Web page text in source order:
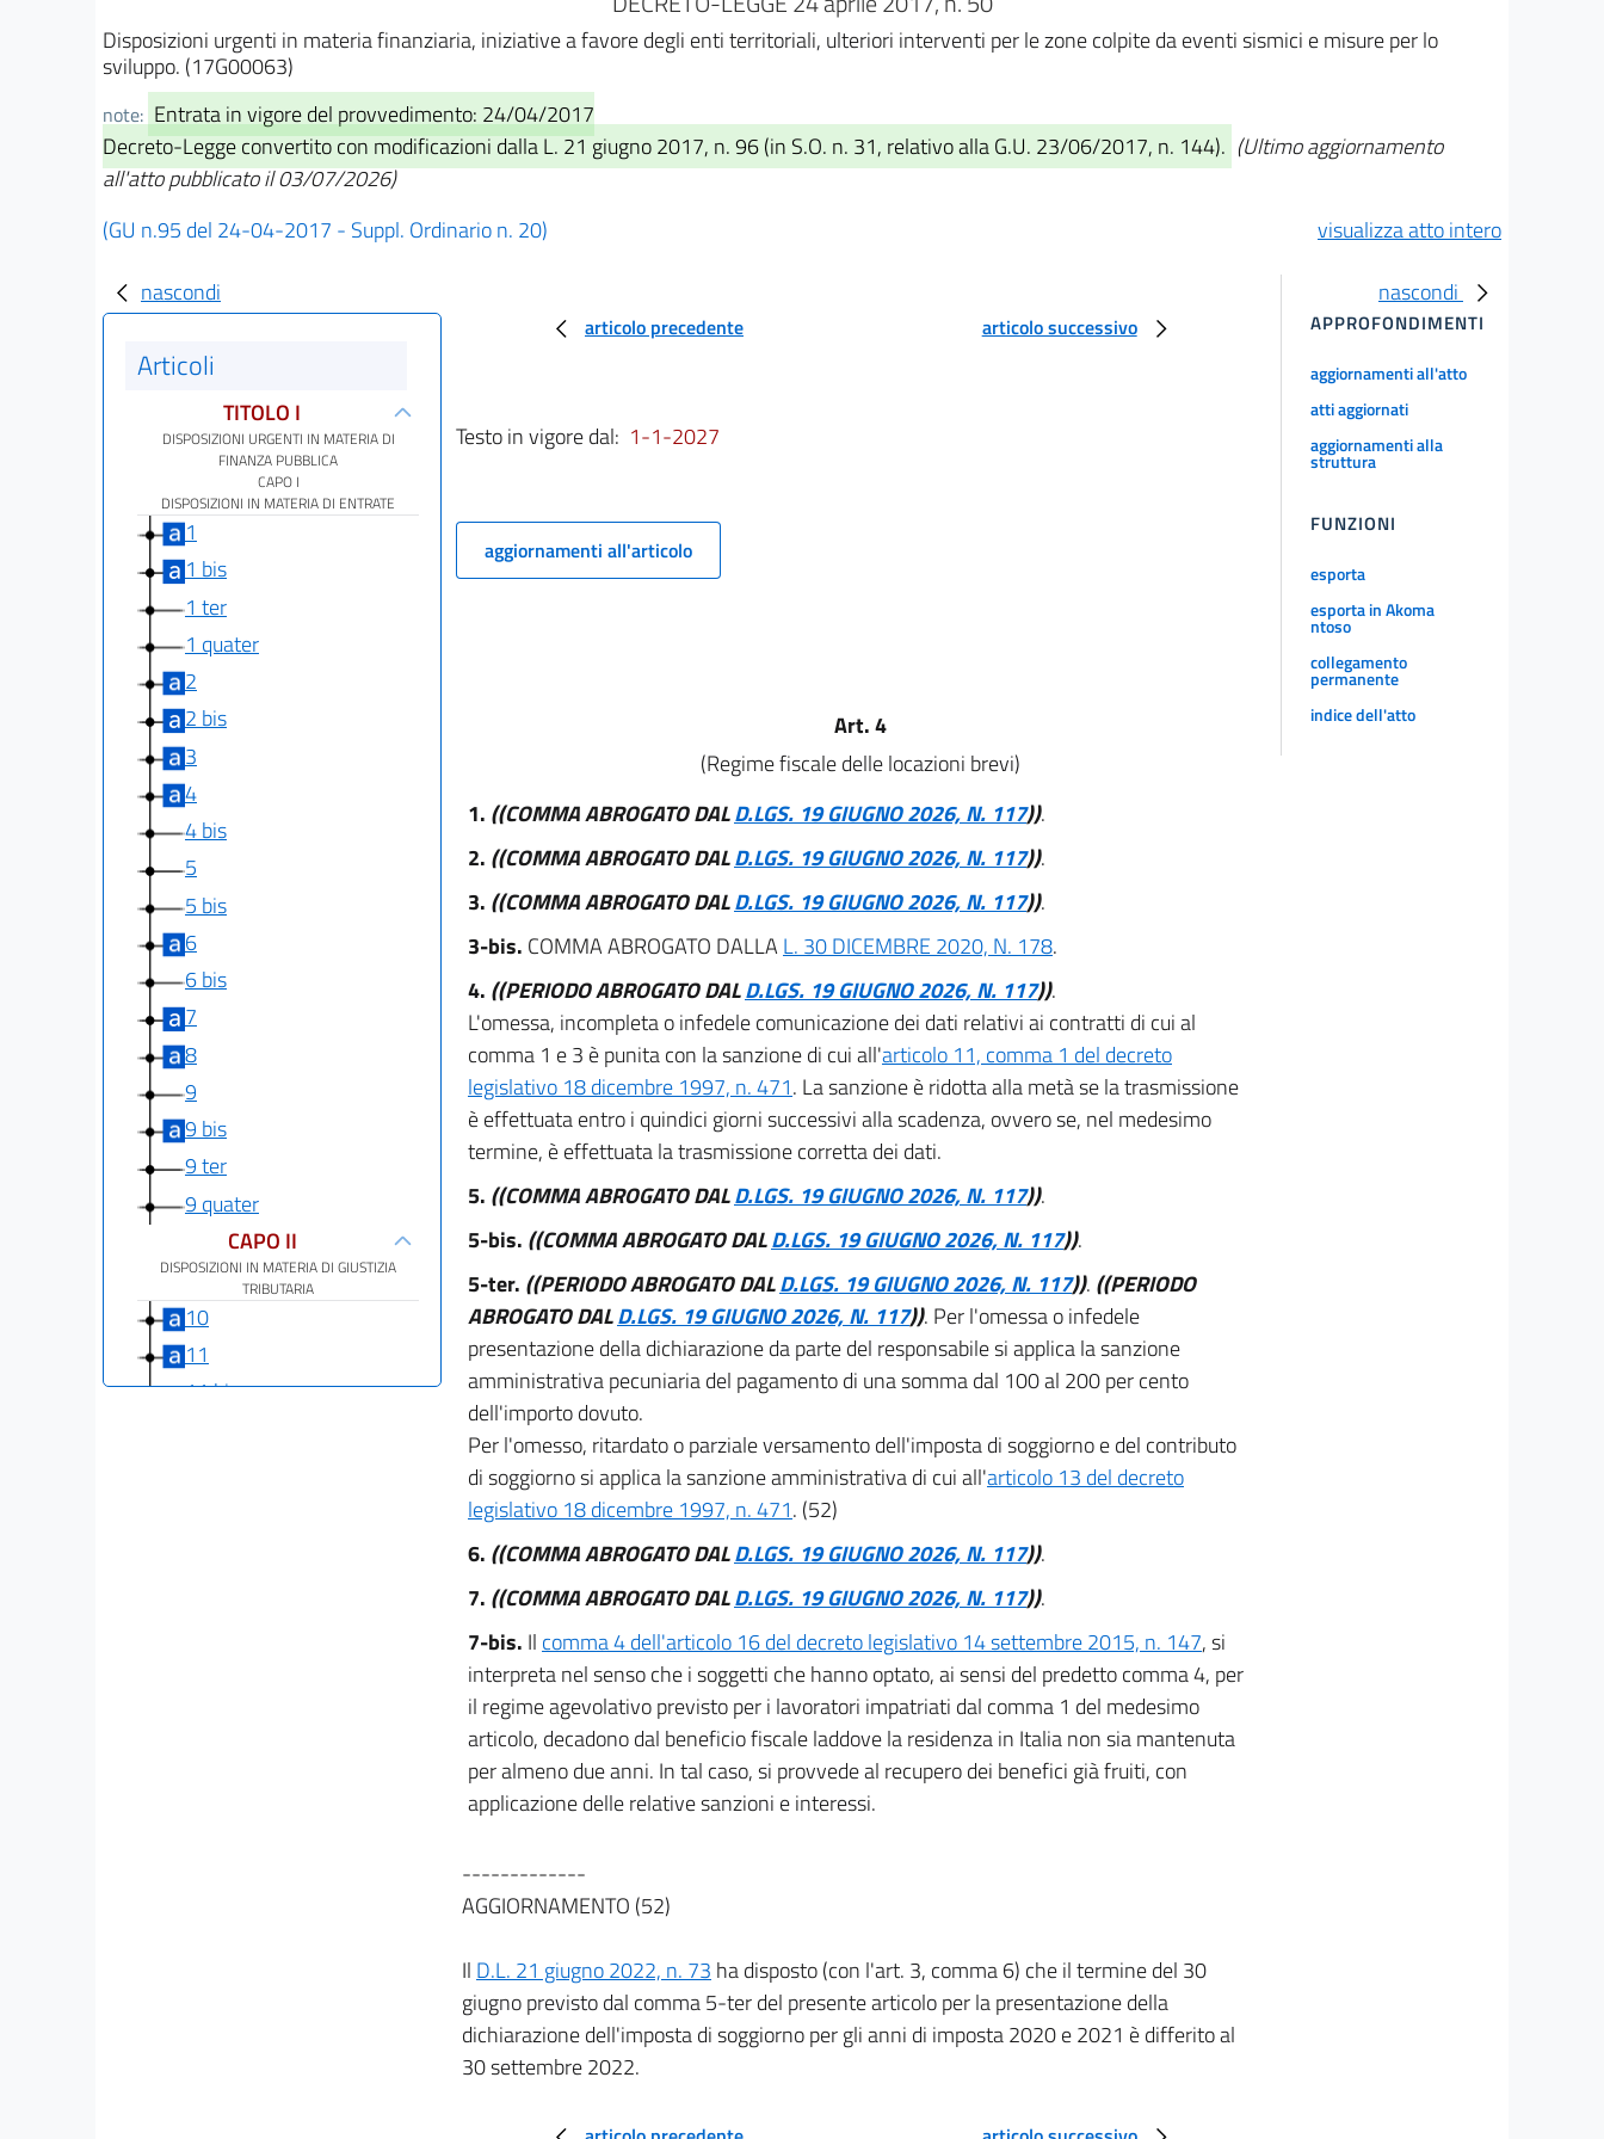
Disposizioni urgenti in materia finanziaria, iniziative a favore degli enti territoriali, ulteriori interventi per le zone colpite da eventi sismici e misure per lo
sviluppo. (17G00063)
note: Entrata in vigore del provvedimento: 24/04/2017
Decreto-Legge convertito con modificazioni dalla L. 21 giugno 2017, n. 96 (in S.O. n. 31, relativo alla G.U. 23/06/2017, n. 144). (Ultimo aggiornamento
all'atto pubblicato il 03/07/2026)
(GU n.95 del 24-04-2017 - Suppl. Ordinario n. 20)
visualizza atto intero
nascondi
Articoli
TITOLO I
DISPOSIZIONI URGENTI IN MATERIA DI
FINANZA PUBBLICA
CAPO I
DISPOSIZIONI IN MATERIA DI ENTRATE
1
1 bis
1 ter
1 quater
2
2 bis
3
4
4 bis
5
5 bis
6
6 bis
7
8
9
9 bis
9 ter
9 quater
CAPO II
DISPOSIZIONI IN MATERIA DI GIUSTIZIA
TRIBUTARIA
10
11
11 bis
articolo precedente articolo successivo
Testo in vigore dal: 1-1-2027
aggiornamenti all'articolo
Art. 4
(Regime fiscale delle locazioni brevi)
1. ((COMMA ABROGATO DALD.LGS. 19 GIUGNO 2026, N. 117)).
2. ((COMMA ABROGATO DALD.LGS. 19 GIUGNO 2026, N. 117)).
3. ((COMMA ABROGATO DALD.LGS. 19 GIUGNO 2026, N. 117)).
3-bis. COMMA ABROGATO DALLA L. 30 DICEMBRE 2020, N. 178.
4. ((PERIODO ABROGATO DALD.LGS. 19 GIUGNO 2026, N. 117)).
L'omessa, incompleta o infedele comunicazione dei dati relativi ai contratti di cui al
comma 1 e 3 è punita con la sanzione di cui all'articolo 11, comma 1 del decreto
legislativo 18 dicembre 1997, n. 471. La sanzione è ridotta alla metà se la trasmissione
è effettuata entro i quindici giorni successivi alla scadenza, ovvero se, nel medesimo
termine, è effettuata la trasmissione corretta dei dati.
5. ((COMMA ABROGATO DALD.LGS. 19 GIUGNO 2026, N. 117)).
5-bis. ((COMMA ABROGATO DALD.LGS. 19 GIUGNO 2026, N. 117)).
5-ter. ((PERIODO ABROGATO DALD.LGS. 19 GIUGNO 2026, N. 117)). ((PERIODO
ABROGATO DALD.LGS. 19 GIUGNO 2026, N. 117)). Per l'omessa o infedele
presentazione della dichiarazione da parte del responsabile si applica la sanzione
amministrativa pecuniaria del pagamento di una somma dal 100 al 200 per cento
dell'importo dovuto.
Per l'omesso, ritardato o parziale versamento dell'imposta di soggiorno e del contributo
di soggiorno si applica la sanzione amministrativa di cui all'articolo 13 del decreto
legislativo 18 dicembre 1997, n. 471. (52)
6. ((COMMA ABROGATO DALD.LGS. 19 GIUGNO 2026, N. 117)).
7. ((COMMA ABROGATO DALD.LGS. 19 GIUGNO 2026, N. 117)).
7-bis. Il comma 4 dell'articolo 16 del decreto legislativo 14 settembre 2015, n. 147, si
interpreta nel senso che i soggetti che hanno optato, ai sensi del predetto comma 4, per
il regime agevolativo previsto per i lavoratori impatriati dal comma 1 del medesimo
articolo, decadono dal beneficio fiscale laddove la residenza in Italia non sia mantenuta
per almeno due anni. In tal caso, si provvede al recupero dei benefici già fruiti, con
applicazione delle relative sanzioni e interessi.
-------------
AGGIORNAMENTO (52)
Il D.L. 21 giugno 2022, n. 73 ha disposto (con l'art. 3, comma 6) che il termine del 30
giugno previsto dal comma 5-ter del presente articolo per la presentazione della
dichiarazione dell'imposta di soggiorno per gli anni di imposta 2020 e 2021 è differito al
30 settembre 2022.
nascondi
APPROFONDIMENTI
aggiornamenti all'atto
atti aggiornati
aggiornamenti alla
struttura
FUNZIONI
esporta
esporta in Akoma
ntoso
collegamento
permanente
indice dell'atto